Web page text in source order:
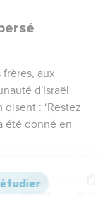
frères, aux
d'Israël
: ‘Restez
été donné en
les nations,
je serai pour